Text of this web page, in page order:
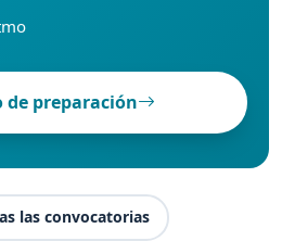
de preparación
las convocatorias